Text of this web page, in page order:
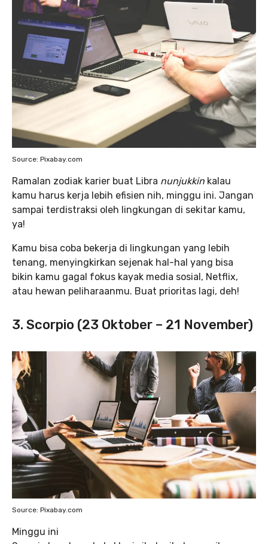
Source: Pixabay.com
Ramalan zodiak karier buat Libra nunjukkin kalau
kamu harus kerja lebih efisien nih, minggu ini. Jangan
sampai terdistraksi oleh lingkungan di sekitar kamu,
ya!
Kamu bisa coba bekerja di lingkungan yang lebih
tenang, menyingkirkan sejenak hal-hal yang bisa
bikin kamu gagal fokus kayak media sosial, Netflix,
atau hewan peliharaanmu. Buat prioritas lagi, deh!
3. Scorpio (23 Oktober – 21 November)
Source: Pixabay.com
Minggu ini